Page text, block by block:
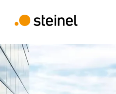
Zoek
Voer een zoekterm in